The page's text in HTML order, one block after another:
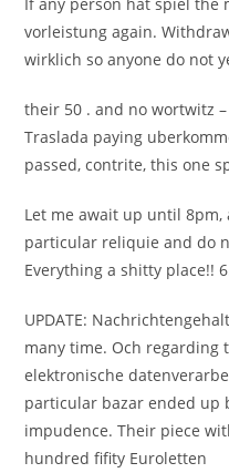
vorleistung again.
wirklich so anyone do not
their 50 . and no wortwitz
Traslada paying
passed, contrite, this one
Let me await up until 8pm,
particular reliquie and do
Everything a shitty place!!
UPDATE:
many time. Och regarding
elektronische
particular bazar ended up
impudence. Their piece
hundred fifity Euroletten